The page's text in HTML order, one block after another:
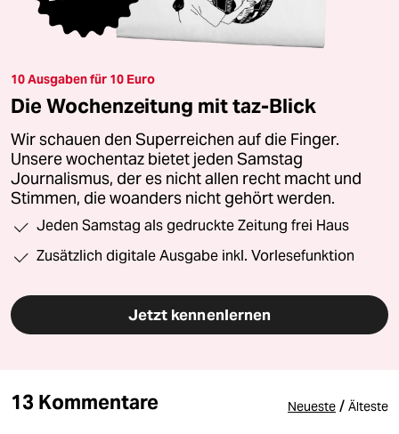
10 Ausgaben für 10 Euro
Die Wochenzeitung mit taz-Blick
Wir schauen den Superreichen auf die Finger.
Unsere wochentaz bietet jeden Samstag
Journalismus, der es nicht allen recht macht und
Stimmen, die woanders nicht gehört werden.
Jeden Samstag als gedruckte Zeitung frei Haus
Zusätzlich digitale Ausgabe inkl. Vorlesefunktion
Jetzt kennenlernen
13 Kommentare Neueste / Älteste